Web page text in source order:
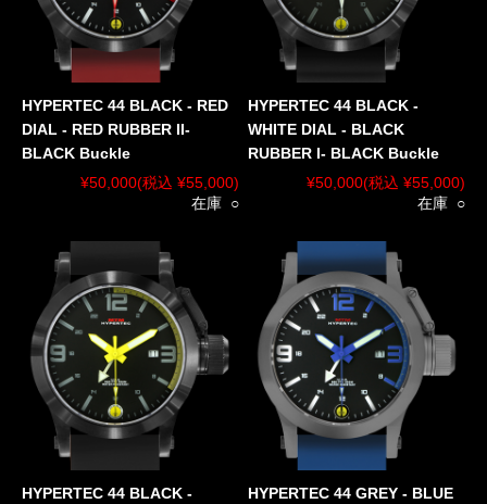
HYPERTEC 44 BLACK - RED
DIAL - RED RUBBER II-
BLACK Buckle
¥50,000(税込 ¥55,000)
在庫 ○
HYPERTEC 44 BLACK -
WHITE DIAL - BLACK
RUBBER I- BLACK Buckle
¥50,000(税込 ¥55,000)
在庫 ○
HYPERTEC 44 BLACK -
HYPERTEC 44 GREY - BLUE